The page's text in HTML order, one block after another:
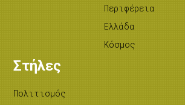
Περιφέρεια
Ελλάδα
Κόσμος
Στήλες
Πολιτισμός